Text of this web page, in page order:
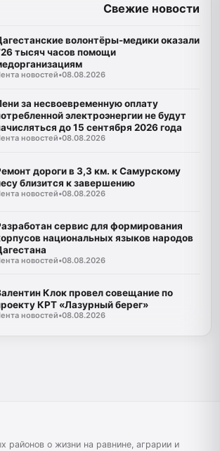
Свежие новости
волонтёры-медики оказали
тысяч часов помощи
новостей•08.08.2026
за несвоевременную оплату
электроэнергии не будут
до 15 сентября 2026 года
новостей•08.08.2026
дороги в 3,3 км. к Самурскому
близится к завершению
новостей•08.08.2026
сервис для формирования
национальных языков народов
новостей•08.08.2026
Клок провел совещание по
КРТ «Лазурный берег»
новостей•08.08.2026
районов о жизни на равнине, аграрии и